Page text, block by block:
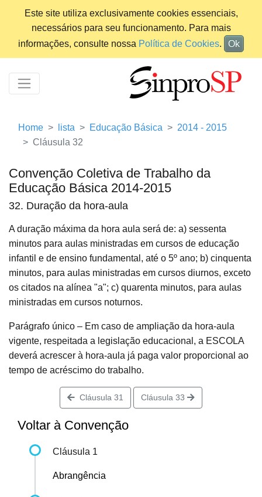
Este site utiliza exclusivamente cookies essenciais,
necessários para seu funcionamento. Para mais
informações, consulte nossa Política de Cookies. Ok
Home lista Educação Básica
2014 - 2015
Cláusula 32
Convenção Coletiva de Trabalho da
Educação Básica 2014-2015
32. Duração da hora-aula
A duração máxima da hora aula será de: a) sessenta
minutos para aulas ministradas em cursos de educação
infantil e de ensino fundamental, até o 5º ano; b) cinquenta
minutos, para aulas ministradas em cursos diurnos, exceto
os citados na alínea "a"; c) quarenta minutos, para aulas
ministradas em cursos noturnos.
Parágrafo único – Em caso de ampliação da hora-aula
vigente, respeitada a legislação educacional, a ESCOLA
deverá acrescer à hora-aula já paga valor proporcional ao
tempo de acréscimo do trabalho.
Cláusula 31 Cláusula 33
Voltar à Convenção
Cláusula 1
Abrangência